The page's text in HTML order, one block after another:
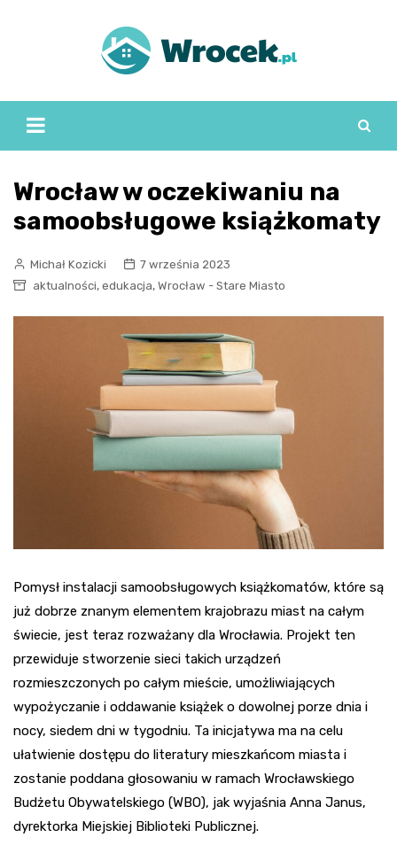
Wrocław w oczekiwaniu na
samoobsługowe książkomaty
Michał Kozicki
7 września 2023
aktualności, edukacja, Wrocław - Stare Miasto
Pomysł instalacji samoobsługowych książkomatów, które są
już dobrze znanym elementem krajobrazu miast na całym
świecie, jest teraz rozważany dla Wrocławia. Projekt ten
przewiduje stworzenie sieci takich urządzeń
rozmieszczonych po całym mieście, umożliwiających
wypożyczanie i oddawanie książek o dowolnej porze dnia i
nocy, siedem dni w tygodniu. Ta inicjatywa ma na celu
ułatwienie dostępu do literatury mieszkańcom miasta i
zostanie poddana głosowaniu w ramach Wrocławskiego
Budżetu Obywatelskiego (WBO), jak wyjaśnia Anna Janus,
dyrektorka Miejskiej Biblioteki Publicznej.